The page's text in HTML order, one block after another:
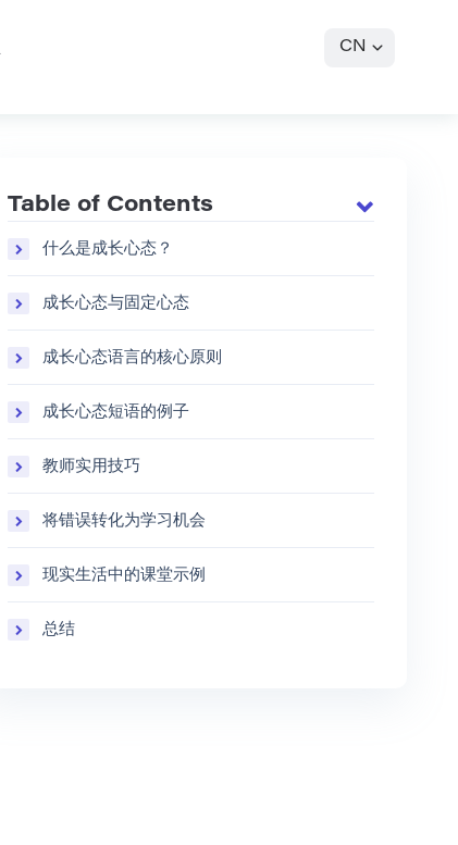
CN
Table of Contents
什么是成长心态？
成长心态与固定心态
成长心态语言的核心原则
成长心态短语的例子
教师实用技巧
将错误转化为学习机会
现实生活中的课堂示例
总结